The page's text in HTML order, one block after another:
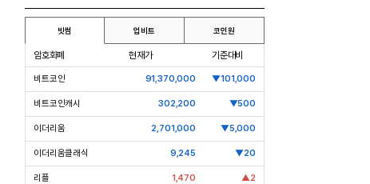
빗썸 업비트 코인원
암호화폐 현재가 기준대비
비트코인 91,370,000 ▼101,000
비트코인캐시 302,200 ▼500
이더리움 2,701,000 ▼5,000
이더리움클래식 9,245 ▼20
리플 1,470 ▲2